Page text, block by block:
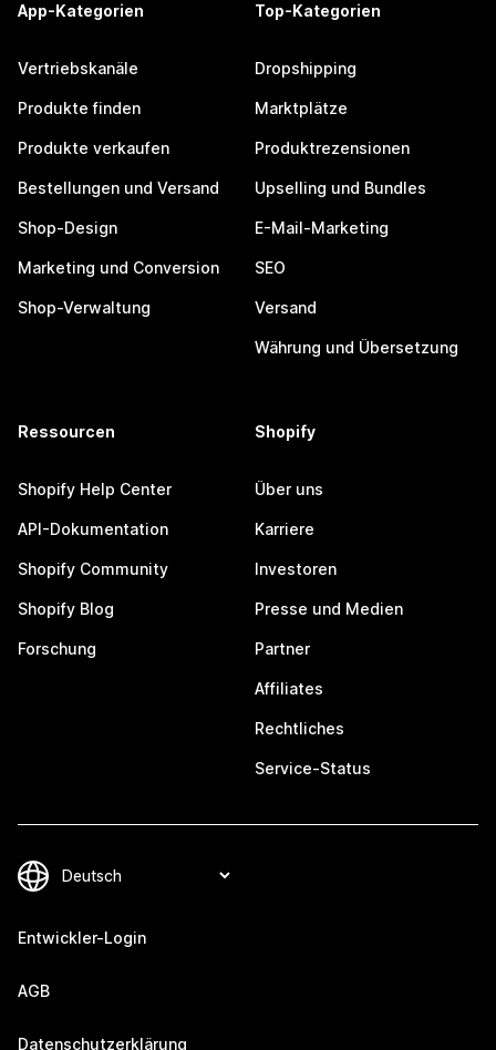
App-Kategorien
Vertriebskanäle
Produkte finden
Produkte verkaufen
Bestellungen und Versand
Shop-Design
Marketing und Conversion
Shop-Verwaltung
Top-Kategorien
Dropshipping
Marktplätze
Produktrezensionen
Upselling und Bundles
E-Mail-Marketing
SEO
Versand
Währung und Übersetzung
Ressourcen
Shopify Help Center
API-Dokumentation
Shopify Community
Shopify Blog
Forschung
Shopify
Über uns
Karriere
Investoren
Presse und Medien
Partner
Affiliates
Rechtliches
Service-Status
Entwickler-Login
AGB
Datenschutzerklärung